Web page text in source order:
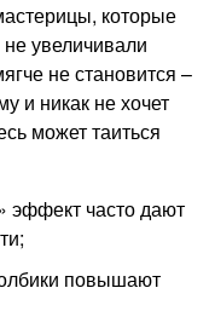
которые
увеличивали
не становится –
и никак не хочет
может таиться
эффект часто дают
повышают